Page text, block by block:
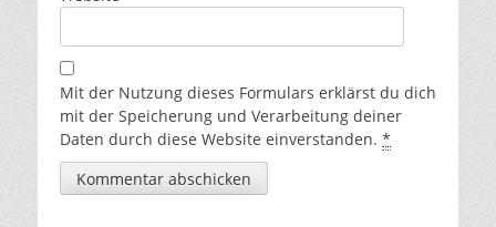
Mit der Nutzung dieses Formulars erklärst du dich
mit der Speicherung und Verarbeitung deiner
Daten durch diese Website einverstanden. *